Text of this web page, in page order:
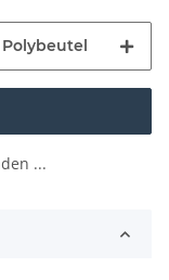
Polybeutel
...